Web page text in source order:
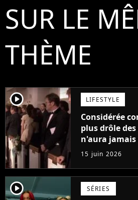
SUR LE
THÈME
player2 LIFESTYLE
Considérée
plus drôle
n'aura jamais
monde a trop
15 juin 2026
player2 SÉRIES